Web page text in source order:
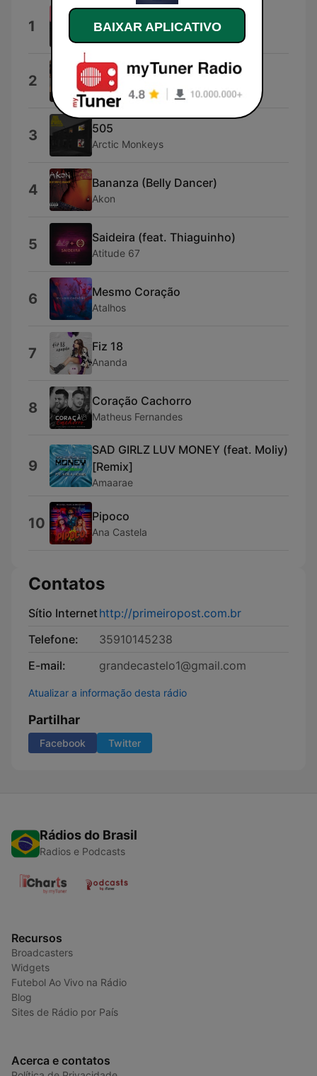
1 BLACKPINK
2 bad guy
Billie Eilish
3 505
Arctic Monkeys
4 Bananza (Belly Dancer)
Akon
5 Saideira (feat. Thiaguinho)
Atitude 67
6 Mesmo Coração
Atalhos
7 Fiz 18
Ananda
8 Coração Cachorro
Matheus Fernandes
9
SAD GIRLZ LUV MONEY (feat. Moliy)
[Remix]
Amaarae
10 Pipoco
Ana Castela
Contatos
Sítio Internethttp://primeiropost.com.br
Telefone:
35910145238
E-mail:
grandecastelo1@gmail.com
Atualizar a informação desta rádio
Partilhar
Facebook Twitter
Rádios do Brasil
Radios e Podcasts
Recursos
Broadcasters
Widgets
Futebol Ao Vivo na Rádio
Blog
Sites de Rádio por País
Acerca e contatos
BAIXAR APLICATIVO